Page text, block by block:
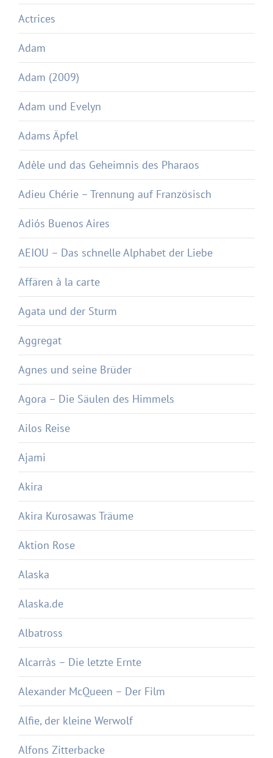
Actrices
Adam
Adam (2009)
Adam und Evelyn
Adams Äpfel
Adèle und das Geheimnis des Pharaos
Adieu Chérie – Trennung auf Französisch
Adiós Buenos Aires
AEIOU – Das schnelle Alphabet der Liebe
Affären à la carte
Agata und der Sturm
Aggregat
Agnes und seine Brüder
Agora – Die Säulen des Himmels
Ailos Reise
Ajami
Akira
Akira Kurosawas Träume
Aktion Rose
Alaska
Alaska.de
Albatross
Alcarràs – Die letzte Ernte
Alexander McQueen – Der Film
Alfie, der kleine Werwolf
Alfons Zitterbacke